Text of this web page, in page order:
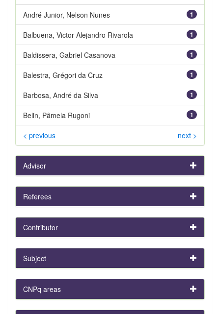
1
André Junior, Nelson Nunes
1
Balbuena, Victor Alejandro Rivarola
1
Baldissera, Gabriel Casanova
1
Balestra, Grégori da Cruz
1
Barbosa, André da Silva
1
Belin, Pâmela Rugoni
< previous next >
Advisor
Referees
Contributor
Subject
CNPq areas